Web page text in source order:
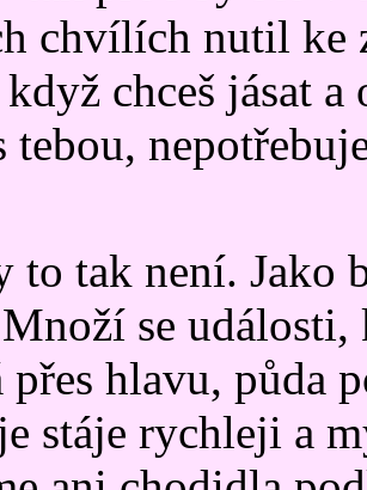
chvílích nutil ke
když chceš jásat
tebou,
to tak není. Jako
se události,
přes hlavu, půda
stáje rychleji a